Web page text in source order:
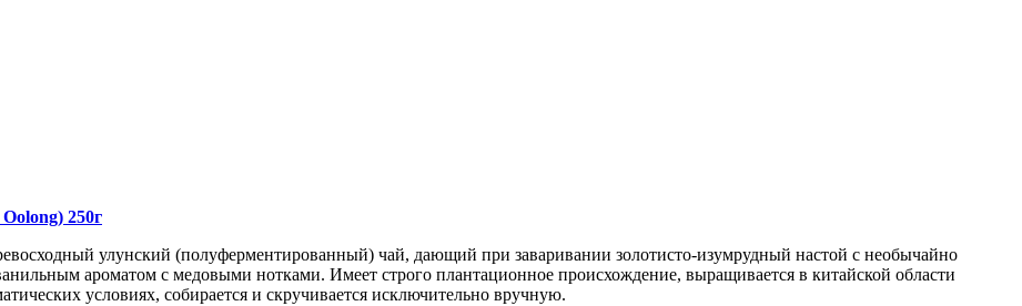
250г
улунский (полуферментированный) чай, дающий при заваривании золотисто-изумрудный настой с необычайно
ароматом с медовыми нотками. Имеет строго плантационное происхождение, выращивается в китайской области
условиях, собирается и скручивается исключительно вручную.